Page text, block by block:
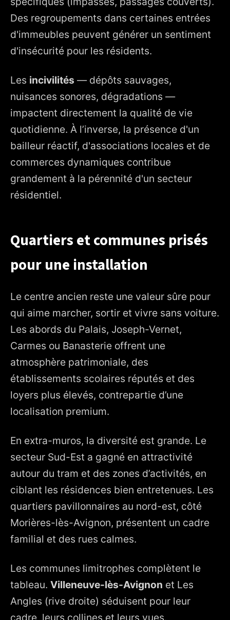
Des regroupements dans certaines entrées
d'immeubles peuvent générer un sentiment
d'insécurité pour les résidents.
Les incivilités — dépôts sauvages,
nuisances sonores, dégradations —
impactent directement la qualité de vie
quotidienne. À l’inverse, la présence d'un
bailleur réactif, d'associations locales et de
commerces dynamiques contribue
grandement à la pérennité d'un secteur
résidentiel.
Quartiers et communes prisés
pour une installation
Le centre ancien reste une valeur sûre pour
qui aime marcher, sortir et vivre sans voiture.
Les abords du Palais, Joseph-Vernet,
Carmes ou Banasterie offrent une
atmosphère patrimoniale, des
établissements scolaires réputés et des
loyers plus élevés, contrepartie d’une
localisation premium.
En extra-muros, la diversité est grande. Le
secteur Sud-Est a gagné en attractivité
autour du tram et des zones d’activités, en
ciblant les résidences bien entretenues. Les
quartiers pavillonnaires au nord-est, côté
Morières-lès-Avignon, présentent un cadre
familial et des rues calmes.
Les communes limitrophes complètent le
tableau. Villeneuve-lès-Avignon et Les
Angles (rive droite) séduisent pour leur
cadre, leurs collines et leurs vues.